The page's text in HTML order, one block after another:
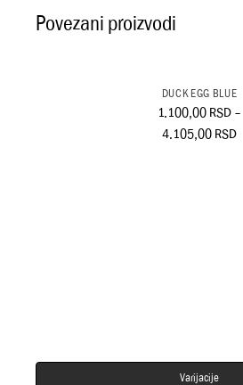
Povezani proizvodi
DUCK EGG BLUE
1.100,00RSD–
4.105,00RSD
Varijacije